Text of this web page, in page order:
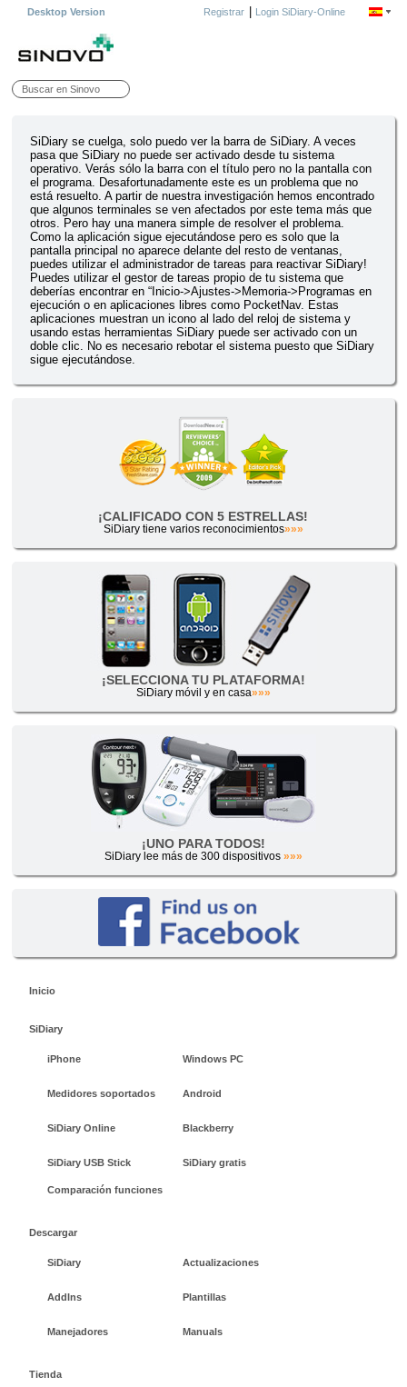
Desktop Version Registrar| Login SiDiary-Online
SiDiary se cuelga, solo puedo ver la barra de SiDiary. A veces
pasa que SiDiary no puede ser activado desde tu sistema
operativo. Verás sólo la barra con el título pero no la pantalla con
el programa. Desafortunadamente este es un problema que no
está resuelto. A partir de nuestra investigación hemos encontrado
que algunos terminales se ven afectados por este tema más que
otros. Pero hay una manera simple de resolver el problema.
Como la aplicación sigue ejecutándose pero es solo que la
pantalla principal no aparece delante del resto de ventanas,
puedes utilizar el administrador de tareas para reactivar SiDiary!
Puedes utilizar el gestor de tareas propio de tu sistema que
deberías encontrar en “Inicio->Ajustes->Memoria->Programas en
ejecución o en aplicaciones libres como PocketNav. Estas
aplicaciones muestran un icono al lado del reloj de sistema y
usando estas herramientas SiDiary puede ser activado con un
doble clic. No es necesario rebotar el sistema puesto que SiDiary
sigue ejecutándose.
¡CALIFICADO CON 5 ESTRELLAS!
SiDiary tiene varios reconocimientos»»»
¡SELECCIONA TU PLATAFORMA!
SiDiary móvil y en casa»»»
¡UNO PARA TODOS!
SiDiary lee más de 300 dispositivos »»»
Inicio
SiDiary
iPhone Windows PC
Medidores soportados Android
SiDiary Online Blackberry
SiDiary USB Stick SiDiary gratis
Comparación funciones
Descargar
SiDiary Actualizaciones
AddIns Plantillas
Manejadores Manuals
Tienda